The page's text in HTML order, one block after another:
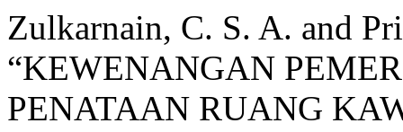
Zulkarnain, C. S. A. and
“KEWENANGAN
PENATAAN RUANG